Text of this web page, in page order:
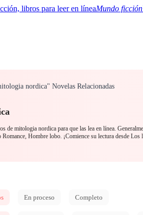
Mundo ficción
nordica" Novelas Relacionadas
de mitologia nordica para que las lea en línea.
Hombre lobo. ¡Comience su lectura desde
En proceso Completo